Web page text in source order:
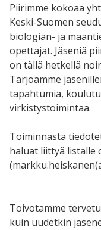
Piirimme kokoaa
Keski-Suomen
biologian- ja
opettajat. Jäseniä
on tällä hetkellä
Tarjoamme
tapahtumia,
virkistystoimintaa.
Toiminnasta
haluat liittyä listalle
Toivotamme
kuin uudetkin